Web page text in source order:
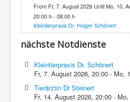
From Fr, 7. August 2026 Until Mo, 10.
20:00 h - 08:00 h
Kleintierpraxis Dr. Holger Schönert
nächste Notdienste
Kleintierpraxis Dr. Schönert
Fr, 7. August 2026,20:00 - Mo,
Tierärztin Dr Steinert
Fr, 14. August 2026,20:00 -